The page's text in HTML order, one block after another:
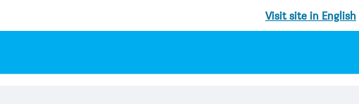
Visit site in English